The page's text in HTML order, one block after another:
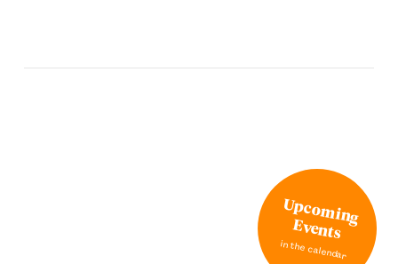
Upcoming
Events
in the calendar